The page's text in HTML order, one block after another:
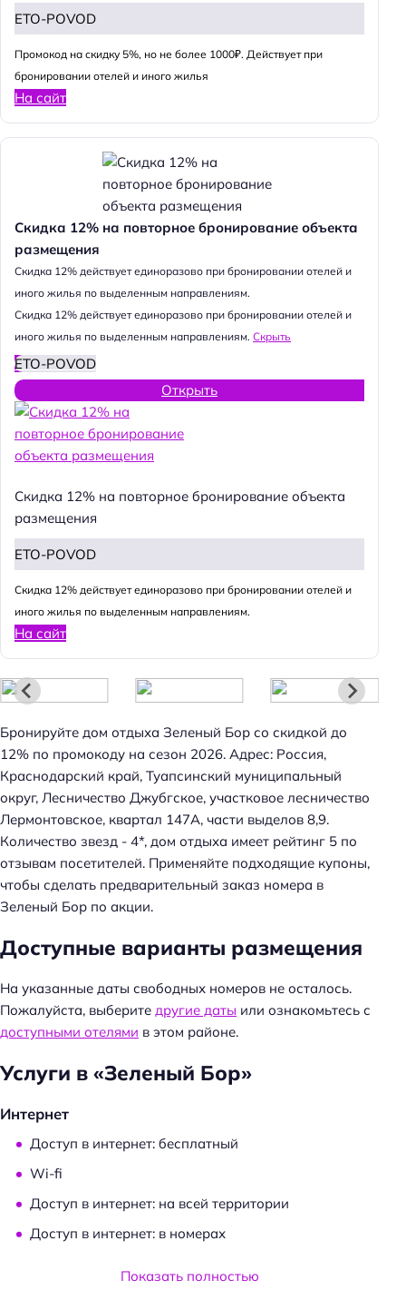
ETO-POVOD
Промокод на скидку 5%, но не более 1000₽. Действует при
бронировании отелей и иного жилья
На сайт
Скидка 12% на повторное бронирование объекта
размещения
Cкидка 12% действует единоразово при бронировании отелей и
иного жилья по выделенным направлениям.
Cкидка 12% действует единоразово при бронировании отелей и
иного жилья по выделенным направлениям. Скрыть
ETO-POVOD
Открыть
Скидка 12% на повторное бронирование объекта
размещения
ETO-POVOD
Cкидка 12% действует единоразово при бронировании отелей и
иного жилья по выделенным направлениям.
На сайт
Бронируйте дом отдыха Зеленый Бор со скидкой до
12% по промокоду на сезон 2026. Адрес: Россия,
Краснодарский край, Туапсинский муниципальный
округ, Лесничество Джубгское, участковое лесничество
Лермонтовское, квартал 147А, части выделов 8,9.
Количество звезд - 4*, дом отдыха имеет рейтинг 5 по
отзывам посетителей. Применяйте подходящие купоны,
чтобы сделать предварительный заказ номера в
Зеленый Бор по акции.
Доступные варианты размещения
На указанные даты свободных номеров не осталось.
Пожалуйста, выберите другие даты или ознакомьтесь с
доступными отелями в этом районе.
Услуги в «Зеленый Бор»
Интернет
Доступ в интернет: бесплатный
Wi-fi
Доступ в интернет: на всей территории
Доступ в интернет: в номерах
Услуги и удобстваПоказать полностью
Н
а
й
т
: